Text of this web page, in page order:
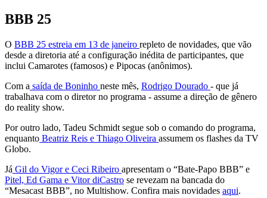
BBB 25
O BBB 25 estreia em 13 de janeiro repleto de novidades, que vão
desde a diretoria até a configuração inédita de participantes, que
inclui Camarotes (famosos) e Pipocas (anônimos).
Com a saída de Boninho neste mês, Rodrigo Dourado - que já
trabalhava com o diretor no programa - assume a direção de gênero
do reality show.
Por outro lado, Tadeu Schmidt segue sob o comando do programa,
enquanto Beatriz Reis e Thiago Oliveira assumem os flashes da TV
Globo.
Já Gil do Vigor e Ceci Ribeiro apresentam o “Bate-Papo BBB” e
Pitel, Ed Gama e Vitor diCastro se revezam na bancada do
“Mesacast BBB”, no Multishow. Confira mais novidades aqui.